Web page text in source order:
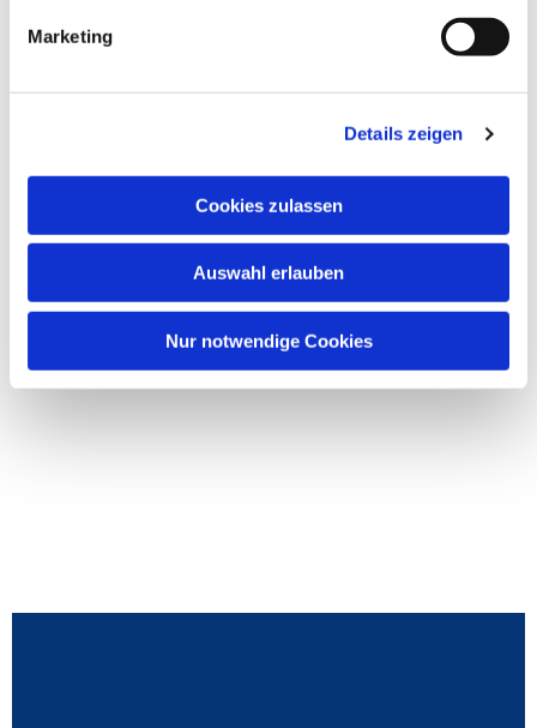
Marketing
Details zeigen
Cookies zulassen
Auswahl erlauben
Nur notwendige Cookies